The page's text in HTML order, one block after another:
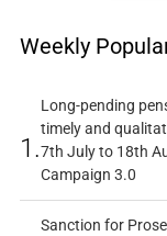
Weekly
1.
Long-pending
timely and
7th July to 18th
Campaign 3.0
Sanction for